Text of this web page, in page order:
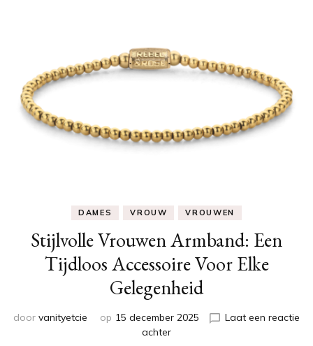
DAMES VROUW VROUWEN
Stijlvolle Vrouwen Armband: Een
Tijdloos Accessoire Voor Elke
Gelegenheid
door vanityetcie op 15 december 2025
Laat een reactie
achterop